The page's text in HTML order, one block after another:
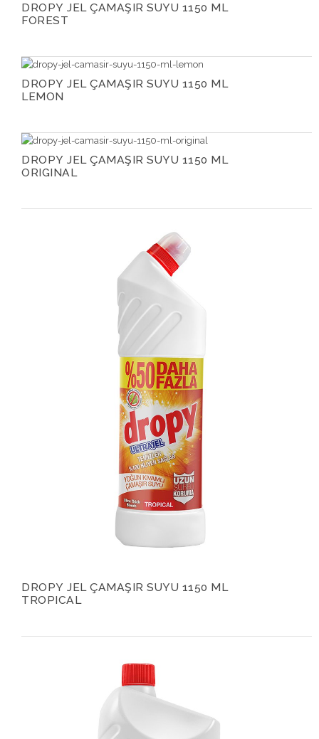
DROPY JEL ÇAMAŞIR SUYU 1150 ML
FOREST
DROPY JEL ÇAMAŞIR SUYU 1150 ML
LEMON
DROPY JEL ÇAMAŞIR SUYU 1150 ML
ORIGINAL
DROPY JEL ÇAMAŞIR SUYU 1150 ML
TROPICAL